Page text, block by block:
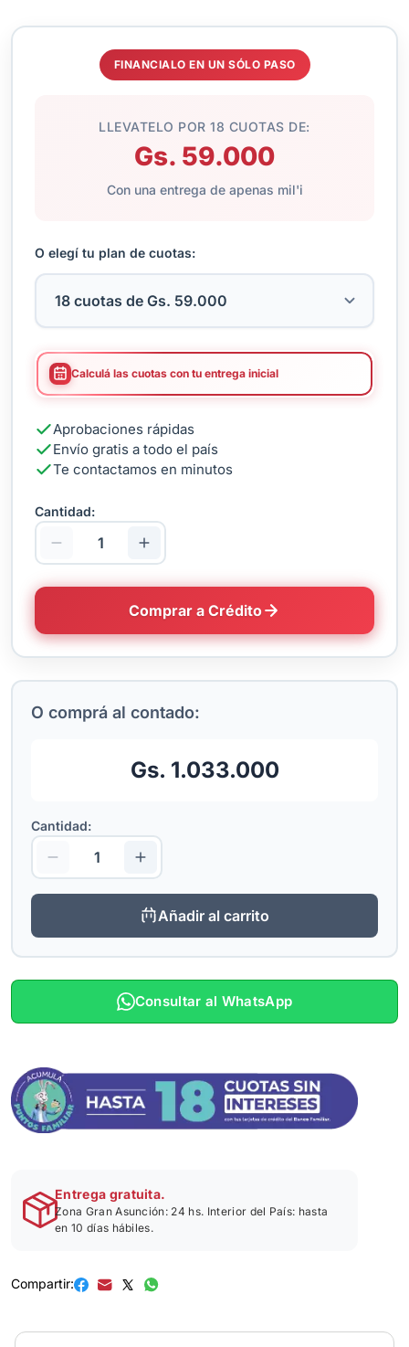
FINANCIALO EN UN SÓLO PASO
LLEVATELO POR 18 CUOTAS DE:
Gs. 59.000
Con una entrega de apenas mil'i
O elegí tu plan de cuotas:
Calculá las cuotas con tu entrega inicial
Aprobaciones rápidas
Envío gratis a todo el país
Te contactamos en minutos
Cantidad:
Comprar a Crédito
O comprá al contado:
Gs. 1.033.000
Cantidad:
Añadir al carrito
Consultar al WhatsApp
Entrega gratuita.
Zona Gran Asunción: 24 hs. Interior del País: hasta
en 10 días hábiles.
Compartir: